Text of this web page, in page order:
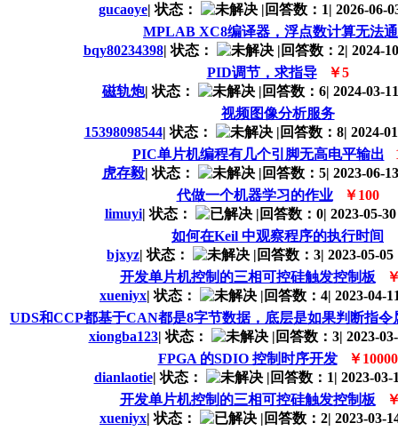
gucaoye| 状态： | 回答数：1| 2026-06-
MPLAB XC8编译器，浮点数计算无法
bqy80234398| 状态： | 回答数：2| 2024-
PID调节，求指导
￥5
磁轨炮| 状态： | 回答数：6| 2024-03-
视频图像分析服务
15398098544| 状态： | 回答数：8| 2024-
PIC单片机编程有几个引脚无高电平输出
虎存毅| 状态： | 回答数：5| 2023-06-
代做一个机器学习的作业
￥100
limuyi| 状态： | 回答数：0| 2023-05-
如何在Keil 中观察程序的执行时间
bjxyz| 状态： | 回答数：3| 2023-05-05
开发单片机控制的三相可控硅触发控制板
xueniyx| 状态： | 回答数：4| 2023-04-
UDS和CCP都基于CAN都是8字节数据，底层是如果判断指令
xiongba123| 状态： | 回答数：3| 2023-
FPGA 的SDIO 控制时序开发
￥10000
dianlaotie| 状态： | 回答数：1| 2023-03-
开发单片机控制的三相可控硅触发控制板
xueniyx| 状态： | 回答数：2| 2023-03-